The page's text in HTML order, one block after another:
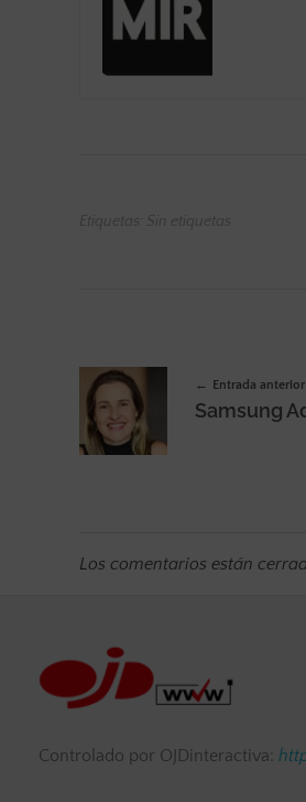
Etiquetas: Sin etiquetas
Entrada anterior
Los comentarios están
Controlado por OJDinteractiva: